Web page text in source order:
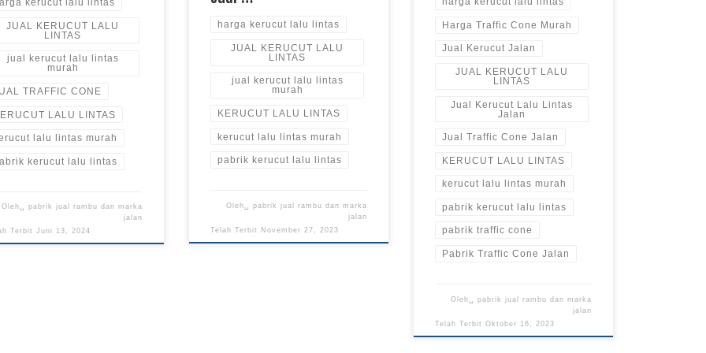
kerucut lalu lintas
JUAL KERUCUT LALU
LINTAS
jual kerucut lalu lintas
murah
TRAFFIC CONE
LALU LINTAS
lalu lintas murah
kerucut lalu lintas
Oleh␣ pabrik jual rambu dan marka
jalan
TerbitJuni 13, 2024
harga kerucut lalu lintas
JUAL KERUCUT LALU
LINTAS
jual kerucut lalu lintas
murah
KERUCUT LALU LINTAS
kerucut lalu lintas murah
pabrik kerucut lalu lintas
Oleh␣ pabrik jual rambu dan marka
jalan
Telah Terbit November 27, 2023
Harga Traffic Cone Murah
Jual Kerucut Jalan
JUAL KERUCUT LALU
LINTAS
Jual Kerucut Lalu Lintas
Jalan
Jual Traffic Cone Jalan
KERUCUT LALU LINTAS
kerucut lalu lintas murah
pabrik kerucut lalu lintas
pabrik traffic cone
Pabrik Traffic Cone Jalan
Oleh␣ pabrik jual rambu dan marka
jalan
Telah TerbitOktober 16, 2023